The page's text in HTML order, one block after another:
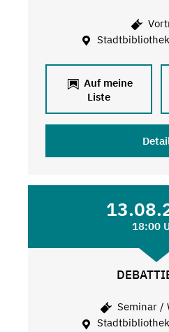
Auf meine
Liste
Detail
18:00
Seminar /